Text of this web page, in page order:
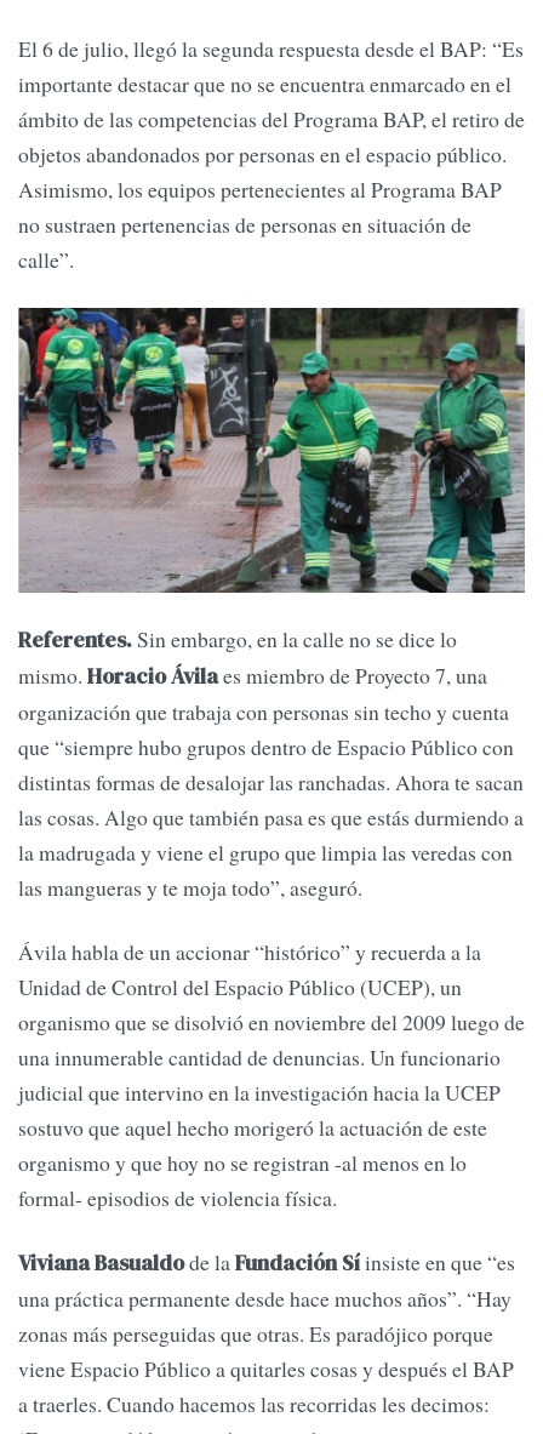
El 6 de julio, llegó la segunda respuesta desde el BAP: “Es
importante destacar que no se encuentra enmarcado en el
ámbito de las competencias del Programa BAP, el retiro de
objetos abandonados por personas en el espacio público.
Asimismo, los equipos pertenecientes al Programa BAP
no sustraen pertenencias de personas en situación de
calle”.
Referentes.Sin embargo, en la calle no se dice lo
mismo. Horacio Ávilaes miembro de Proyecto 7, una
organización que trabaja con personas sin techo y cuenta
que “siempre hubo grupos dentro de Espacio Público con
distintas formas de desalojar las ranchadas. Ahora te sacan
las cosas. Algo que también pasa es que estás durmiendo a
la madrugada y viene el grupo que limpia las veredas con
las mangueras y te moja todo”, aseguró.
Ávila habla de un accionar “histórico” y recuerda a la
Unidad de Control del Espacio Público (UCEP), un
organismo que se disolvió en noviembre del 2009 luego de
una innumerable cantidad de denuncias. Un funcionario
judicial que intervino en la investigación hacia la UCEP
sostuvo que aquel hecho morigeró la actuación de este
organismo y que hoy no se registran -al menos en lo
formal- episodios de violencia física.
Viviana Basualdode laFundación Síinsiste en que “es
una práctica permanente desde hace muchos años”. “Hay
zonas más perseguidas que otras. Es paradójico porque
viene Espacio Público a quitarles cosas y después el BAP
a traerles. Cuando hacemos las recorridas les decimos: